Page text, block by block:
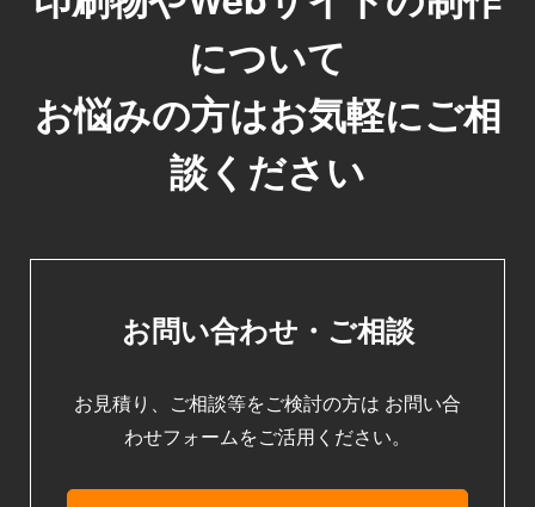
について
お悩みの方はお気軽にご相
談ください
お問い合わせ・ご相談
お見積り、ご相談等をご検討の方は お問い合
わせフォームをご活用ください。